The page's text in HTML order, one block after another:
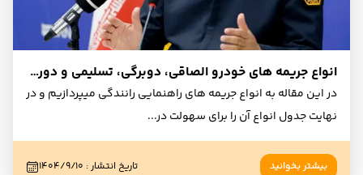
انواع جریمه های خودرو الصاقی، دوبرگی، تسلیمی و دوربین + جدول مقایسه
در این مقاله به انواع جریمه های راهنمایی رانندگی میپردازیم و در
نهایت جدول انواع آن را برای سهولت در...
بیشتر بخوانید تاریخ انتشار: ۱۴۰۴/۹/۱۰